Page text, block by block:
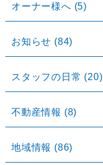
オーナー様へ (5)
お知らせ (84)
スタッフの日常 (20)
不動産情報 (8)
地域情報 (86)